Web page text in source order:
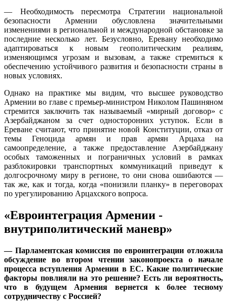
— Необходимость пересмотра Стратегии национальной
безопасности Армении обусловлена значительными
изменениями в региональной и международной обстановке за
последние несколько лет. Безусловно, Еревану необходимо
адаптироваться к новым геополитическим реалиям,
изменяющимся угрозам и вызовам, а также стремиться к
обеспечению устойчивого развития и безопасности страны в
новых условиях.
Однако на практике мы видим, что высшее руководство
Армении во главе с премьер-министром Николом Пашиняном
стремится заключить так называемый «мирный договор» с
Азербайджаном за счет односторонних уступок. Если в
Ереване считают, что принятие новой Конституции, отказ от
темы Геноцида армян и прав армян Арцаха на
самоопределение, а также предоставление Азербайджану
особых таможенных и пограничных условий в рамках
разблокировки транспортных коммуникаций приведут к
долгосрочному миру в регионе, то они снова ошибаются —
так же, как и тогда, когда «понизили планку» в переговорах
по урегулированию Арцахского вопроса.
«Евроинтеграция Армении -
внутриполитический маневр»
— Парламентская комиссия по евроинтеграции отложила
обсуждение во втором чтении законопроекта о начале
процесса вступления Армении в ЕС. Какие политические
факторы повлияли на это решение? Есть ли вероятность,
что в будущем Армения вернется к более тесному
сотрудничеству с Россией?